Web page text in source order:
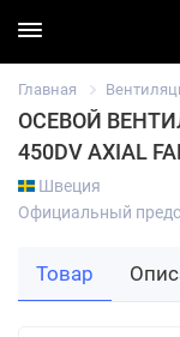
Главная
ОСЕВОЙ
450DV AXIAL
Швеция
Официальный
Товар